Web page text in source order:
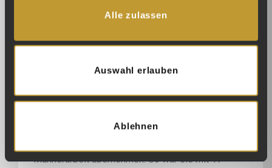
Alle zulassen
Auswahl erlauben
Ablehnen
erlebte eine glückliche Kindheit, obwohl sie neben
Käserei und Molkerei betrieb, viel arbeiten
musste. Die Familie hatte auch noch einige
zu schauen hatte. Auch ihre Jugendzeit war
im Aktivdienst waren. Da musste Lotti erst recht
Männerarbeit übernehmen. So war sie mit 17